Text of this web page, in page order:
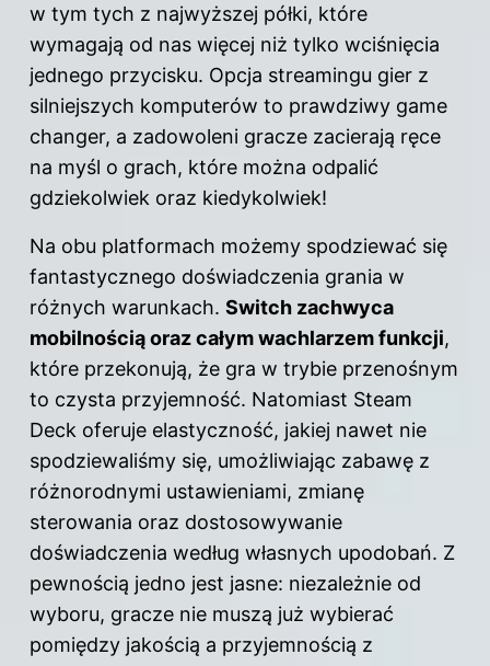
w tym tych z najwyższej półki, które
wymagają od nas więcej niż tylko wciśnięcia
jednego przycisku. Opcja streamingu gier z
silniejszych komputerów to prawdziwy game
changer, a zadowoleni gracze zacierają ręce
na myśl o grach, które można odpalić
gdziekolwiek oraz kiedykolwiek!
Na obu platformach możemy spodziewać się
fantastycznego doświadczenia grania w
różnych warunkach. Switch zachwyca
mobilnością oraz całym wachlarzem funkcji,
które przekonują, że gra w trybie przenośnym
to czysta przyjemność. Natomiast Steam
Deck oferuje elastyczność, jakiej nawet nie
spodziewaliśmy się, umożliwiając zabawę z
różnorodnymi ustawieniami, zmianę
sterowania oraz dostosowywanie
doświadczenia według własnych upodobań. Z
pewnością jedno jest jasne: niezależnie od
wyboru, gracze nie muszą już wybierać
pomiędzy jakością a przyjemnością z